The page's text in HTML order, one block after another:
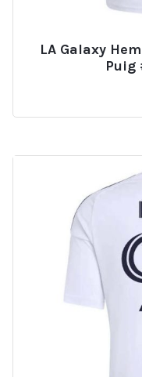
LA Galaxy
Puig